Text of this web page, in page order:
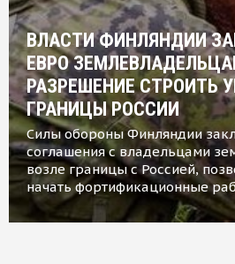
ВЛАСТИ ФИНЛЯНДИИ
ЕВРО
РАЗРЕШЕНИЕ СТРОИТЬ
ГРАНИЦЫ РОССИИ
Силы обороны Финляндии
соглашения с владельцами
возле границы с Россией,
начать фортификационные